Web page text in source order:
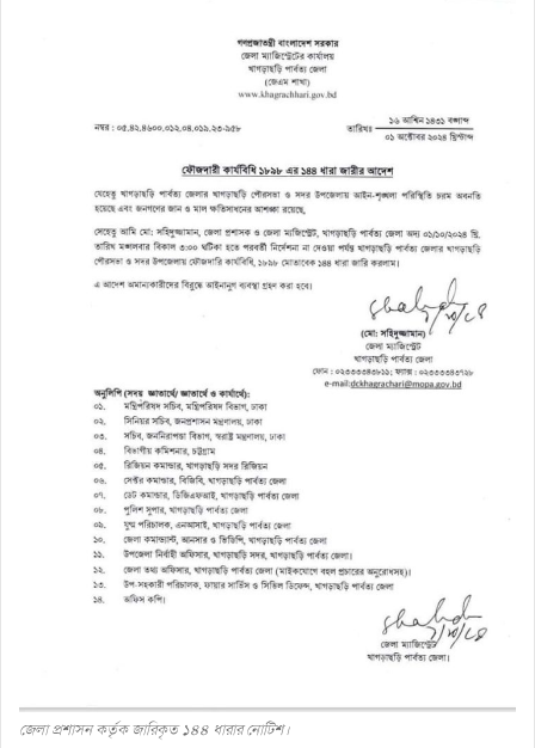
জেলা প্রশাসন কর্তৃক জারিকৃত ১৪৪ ধারার নোটিশ।